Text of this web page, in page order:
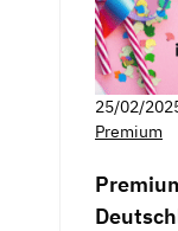
25/02/
Premium